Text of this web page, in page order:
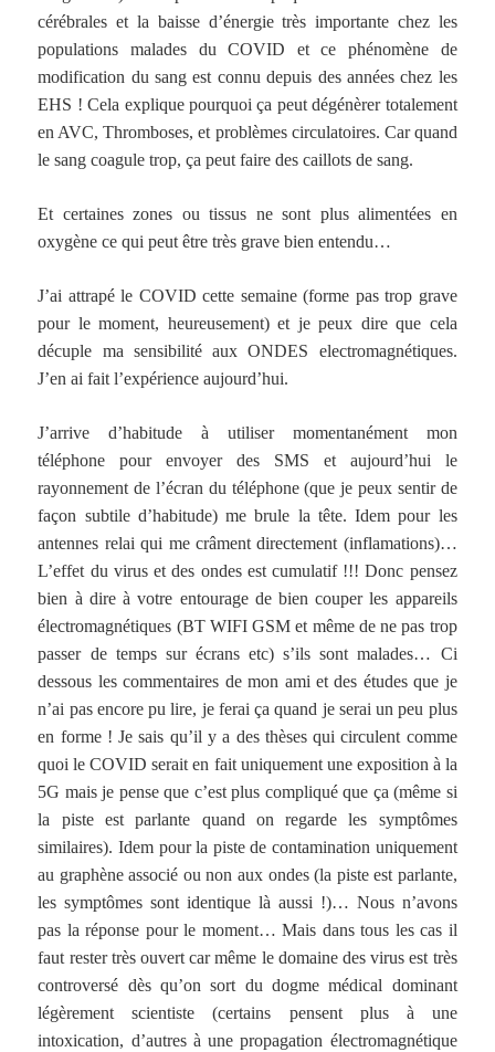
cérébrales et la baisse d’énergie très importante chez les
populations malades du COVID et ce phénomène de
modification du sang est connu depuis des années chez les
EHS ! Cela explique pourquoi ça peut dégénèrer totalement
en AVC, Thromboses, et problèmes circulatoires. Car quand
le sang coagule trop, ça peut faire des caillots de sang.
Et certaines zones ou tissus ne sont plus alimentées en
oxygène ce qui peutêtre très grave bien entendu…
J’ai attrapé le COVID cette semaine (forme pas trop grave
pour le moment, heureusement) et je peux dire que cela
décuple ma sensibilité aux ONDES electromagnétiques.
J’en ai fait l’expérience aujourd’hui.
J’arrive d’habitude à utiliser momentanément mon
téléphone pour envoyer des SMS et aujourd’hui le
rayonnement de l’écran du téléphone (que je peux sentir de
façon subtile d’habitude) me brule la tête. Idem pour les
antennes relai qui me crâment directement (inflamations)…
L’effet du virus et des ondes est cumulatif !!! Donc pensez
bien à dire à votre entourage de bien couper les appareils
électromagnétiques (BT WIFI GSM et même de ne pas trop
passer de temps sur écrans etc) s’ils sont malades… Ci
dessous les commentaires de mon ami et des études que je
n’ai pas encore pu lire, je ferai ça quand je serai un peu plus
en forme ! Je sais qu’il y a des thèses qui circulent comme
quoi le COVID serait en fait uniquement une exposition à la
5G mais je pense que c’est plus compliqué que ça (même si
la piste est parlante quand on regarde les symptômes
similaires). Idem pour la piste de contamination uniquement
au graphène associé ou non aux ondes (la piste est parlante,
les symptômes sont identique là aussi !)… Nous n’avons
pas la réponse pour le moment… Mais dans tous les cas il
faut rester très ouvert car même le domaine des virus est très
controversé dès qu’on sort du dogme médical dominant
légèrement scientiste (certains pensent plus à une
intoxication, d’autres à une propagation électromagnétique